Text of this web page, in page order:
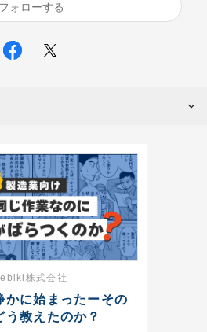
フォローする
株式会社
かに始まったーその
う教えたのか？